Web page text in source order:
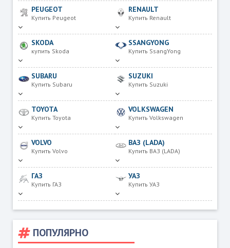
PEUGEOT
Купить Peugeot
RENAULT
Купить Renault
SKODA
купить Skoda
SSANGYONG
Купить SsangYong
SUBARU
Купить Subaru
SUZUKI
Купить Suzuki
TOYOTA
Купить Toyota
VOLKSWAGEN
Купить Volkswagen
VOLVO
Купить Volvo
ВАЗ (LADA)
Купить ВАЗ (LADA)
ГАЗ
Купить ГАЗ
УАЗ
Купить УАЗ
ПОПУЛЯРНО